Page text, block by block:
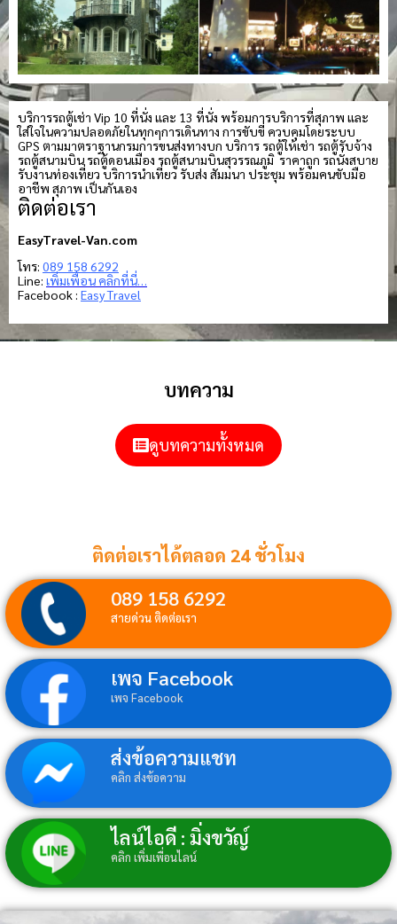
บริการรถตู้เช่า Vip 10 ที่นั่ง และ 13 ที่นั่ง พร้อมการบริการที่สุภาพ และ
ใส่ใจในความปลอดภัยในทุกๆการเดินทาง การขับขี่ ควบคุมโดยระบบ
GPS ตามมาตราฐานกรมการขนส่งทางบก บริการ รถตู้ให้เช่า รถตู้รับจ้าง
รถตู้สนามบิน รถตู้ดอนเมือง รถตู้สนามบินสุวรรณภูมิ ราคาถูก รถนั่งสบาย
รับงานท่องเที่ยว บริการนำเที่ยว รับส่ง สัมมนา ประชุม พร้อมคนขับมือ
อาชีพ สุภาพ เป็นกันเอง
ติดต่อเรา
EasyTravel-Van.com
โทร: 089 158 6292
Line: เพิ่มเพื่อน คลิกที่นี่…
Facebook : Easy Travel
บทความ
ดูบทความทั้งหมด
ติดต่อเราได้ตลอด 24 ชั่วโมง
089 158 6292
สายด่วน ติดต่อเรา
เพจ Facebook
เพจ Facebook
ส่งข้อความแชท
คลิก ส่งข้อความ
ไลน์ไอดี : มิ่งขวัญ์
คลิก เพิ่มเพื่อนไลน์